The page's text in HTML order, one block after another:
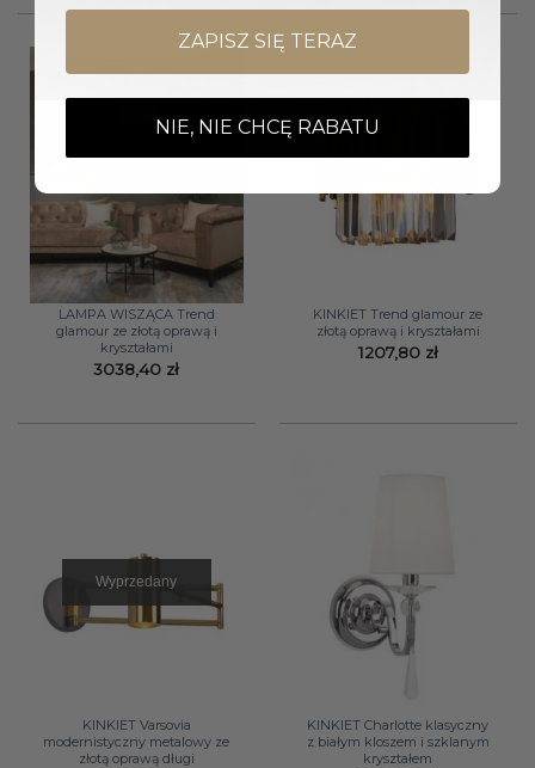
LAMPA WISZĄCA Trend
glamour ze złotą oprawą i
kryształami
3038,40 zł
KINKIET Trend glamour ze
złotą oprawą i kryształami
1207,80 zł
Wyprzedany
KINKIET Varsovia
modernistyczny metalowy ze
złotą oprawą długi
KINKIET Charlotte klasyczny
z białym kloszem i szklanym
kryształem
ZAPISZ SIĘ TERAZ
NIE, NIE CHCĘ RABATU